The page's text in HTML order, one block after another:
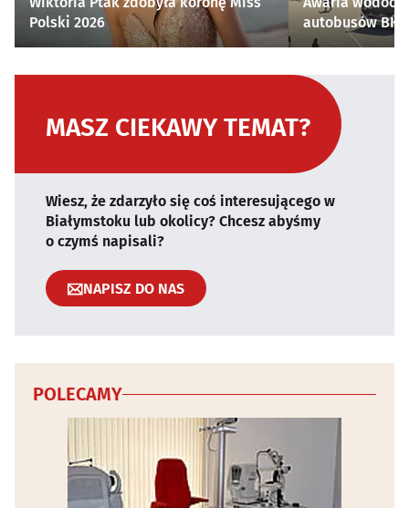
Polski 2026
autobusów
MASZ CIEKAWY TEMAT?
Wiesz, że zdarzyło się coś interesującego w
Białymstoku lub okolicy? Chcesz abyśmy
o czymś napisali?
NAPISZ DO NAS
POLECAMY